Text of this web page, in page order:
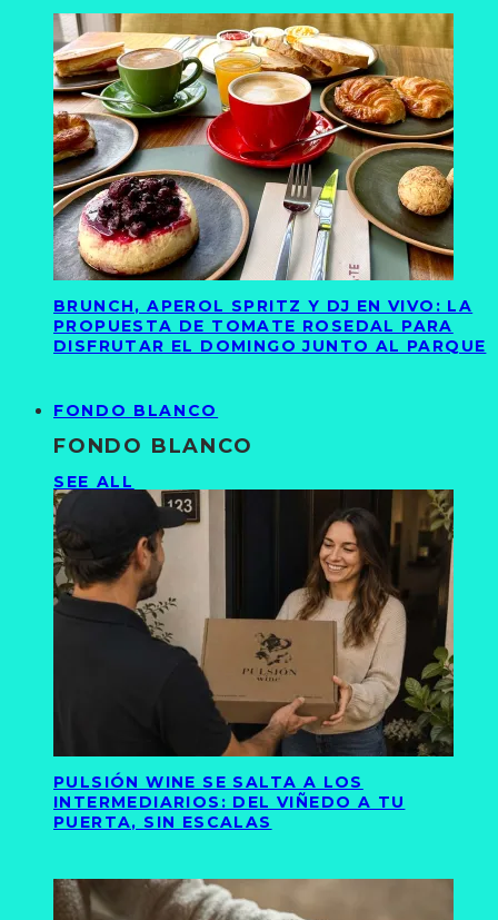
BRUNCH, APEROL SPRITZ Y DJ EN VIVO: LA
PROPUESTA DE TOMATE ROSEDAL PARA
DISFRUTAR EL DOMINGO JUNTO AL PARQUE
FONDO BLANCO
FONDO BLANCO
SEE ALL
PULSIÓN WINE SE SALTA A LOS
INTERMEDIARIOS: DEL VIÑEDO A TU
PUERTA, SIN ESCALAS